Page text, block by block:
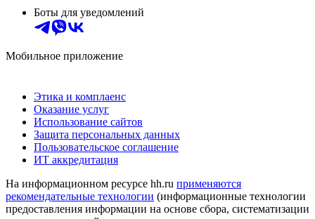
Боты для уведомлений
Мобильное приложение
Этика и комплаенс
Оказание услуг
Использование сайтов
Защита персональных данных
Пользовательское соглашение
ИТ аккредитация
На информационном ресурсе hh.ru применяются
рекомендательные технологии (информационные технологии
предоставления информации на основе сбора, систематизации